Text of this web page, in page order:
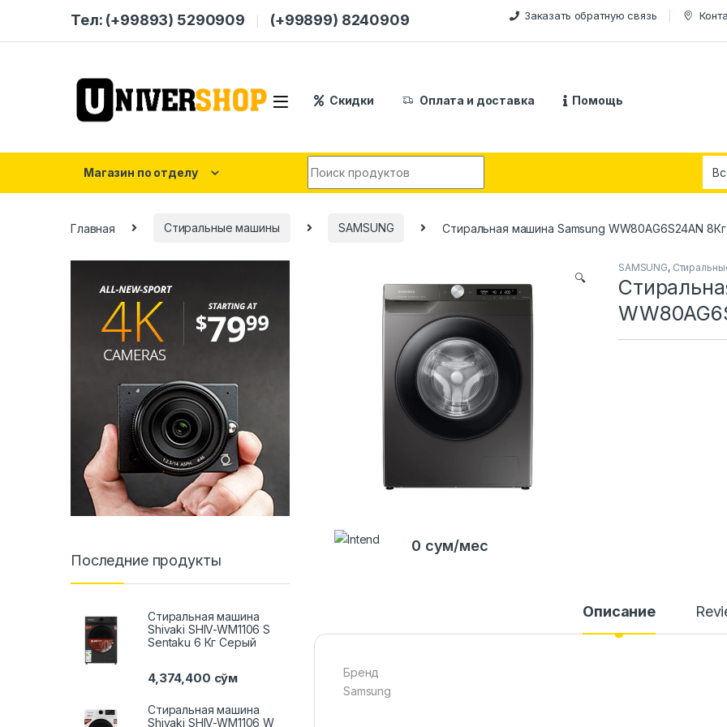
Тел: (+99893) 5290909 (+99899) 8240909 Заказать обратную связь
Скидки Оплата и доставка Помощь
Магазин по отделу
Главная Стиральные машины SAMSUNG Стиральная машина Samsung WW80AG6S24AN 8Кг
🔍
SAMSUNG,
0 сум/мес
Описание
Бренд
Samsung
Последние продукты
Стиральная машина
Shivaki SHIV-WM1106 S
Sentaku 6 Кг Серый
4,374,400 сўм
Стиральная машина
Shivaki SHIV-WM1106 W